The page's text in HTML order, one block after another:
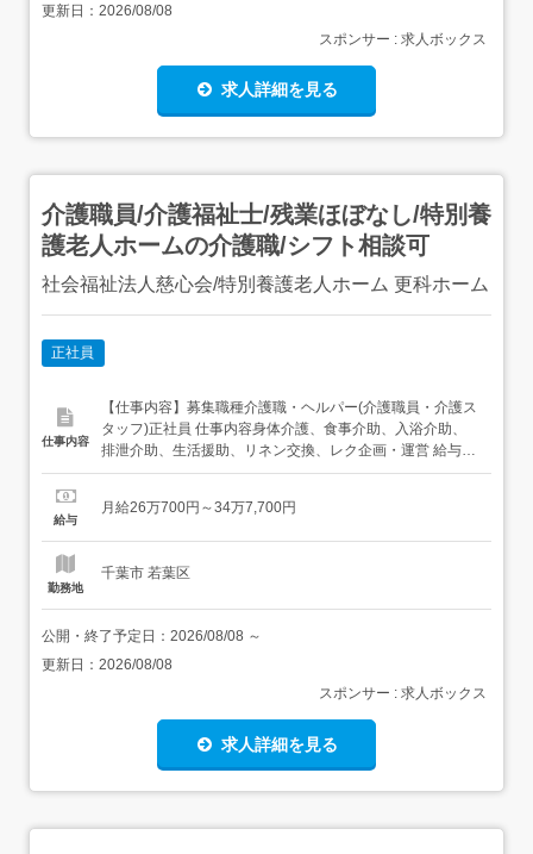
更新日： 2026/08/08
スポンサー : 求人ボックス
求人詳細を見る
介護職員/介護福祉士/残業ほぼなし/特別養
護老人ホームの介護職/シフト相談可
社会福祉法人慈心会/特別養護老人ホーム 更科ホーム
正社員
仕事内容
【仕事内容】募集職種介護職・ヘルパー(介護職員・介護ス
タッフ)正社員 仕事内容身体介護、食事介助、入浴介助、
排泄介助、生活援助、リネン交換、レク企画・運営 給与・
手当<給与>月給260,700〜347,700円<基本給>172,700〜
額:30,000円夜勤手当:30,000〜40,000円処遇改善...
給与
月給26万700円～34万7,700円
勤務地
千葉市 若葉区
公開・終了予定日： 2026/08/08 ～
更新日： 2026/08/08
スポンサー : 求人ボックス
求人詳細を見る